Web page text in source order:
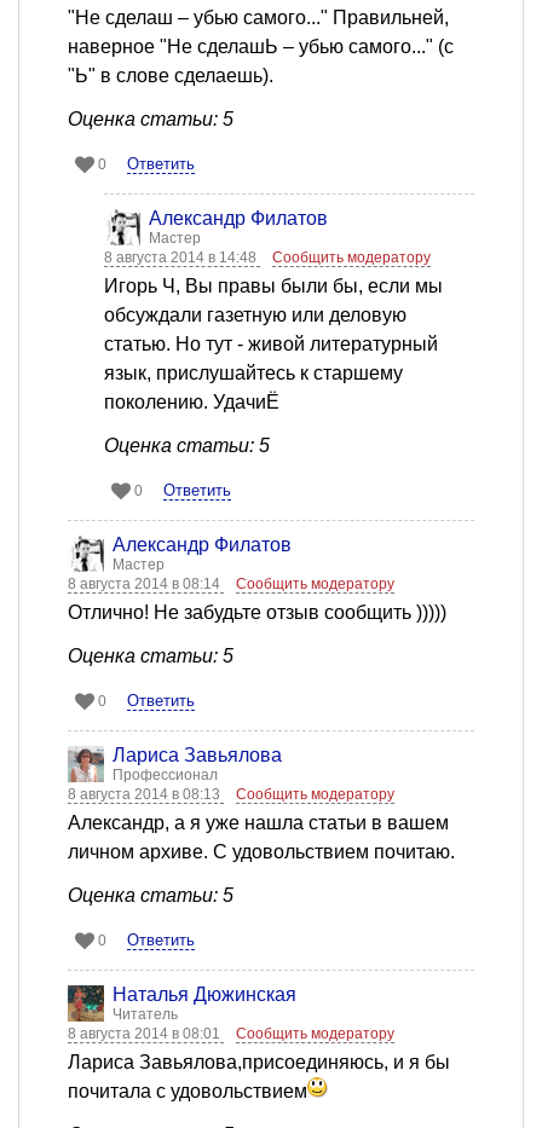
"Не сделаш – убью самого..." Правильней,
наверное "Не сделашЬ – убью самого..." (с
"Ь" в слове сделаешь).
Оценка статьи: 5
0 Ответить
Александр Филатов
Мастер
8 августа 2014 в 14:48
Сообщить модератору
Игорь Ч, Вы правы были бы, если мы
обсуждали газетную или деловую
статью. Но тут - живой литературный
язык, прислушайтесь к старшему
поколению. УдачиЁ
Оценка статьи: 5
0 Ответить
Александр Филатов
Мастер
8 августа 2014 в 08:14
Сообщить модератору
Отлично! Не забудьте отзыв сообщить )))))
Оценка статьи: 5
0 Ответить
Лариса Завьялова
Профессионал
8 августа 2014 в 08:13
Сообщить модератору
Александр, а я уже нашла статьи в вашем
личном архиве. С удовольствием почитаю.
Оценка статьи: 5
0 Ответить
Наталья Дюжинская
Читатель
8 августа 2014 в 08:01
Сообщить модератору
Лариса Завьялова,присоединяюсь, и я бы
почитала с удовольствием